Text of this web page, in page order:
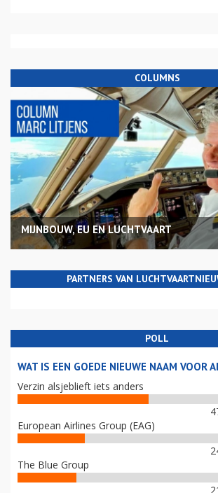
COLUMNS
MIJNBOUW, EU EN LUCHTVAART
PARTNERS VAN
POLL
WAT IS EEN GOEDE NIEUWE NAAM VOOR
Verzin alsjeblieft iets anders
European Airlines Group (EAG)
The Blue Group